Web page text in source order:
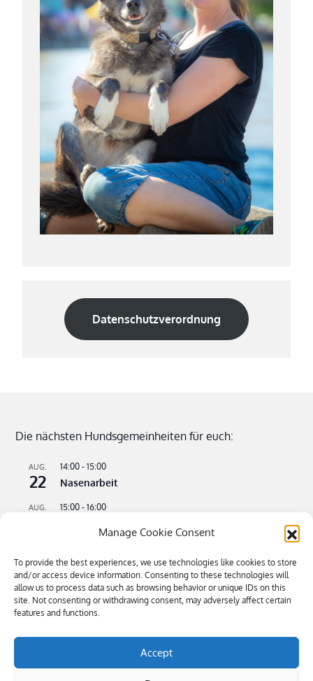
Manage Cookie Consent
To provide the best experiences, we use technologies like cookies to store
and/or access device information. Consenting to these technologies will
allow us to process data such as browsing behavior or unique IDs on this
site. Not consenting or withdrawing consent, may adversely affect certain
features and functions.
Accept
Datenschutzverordnung
Die nächsten Hundsgemeinheiten für euch:
AUG.
22
14:00 -15:00
Nasenarbeit
AUG. 15:00 -16:00
23 Flusswandern – kühle Pfoten an heißen Tagen
SEP.
4
16:00- 18:30
Bitte kommen – Kommen auf Ruf Teil 3